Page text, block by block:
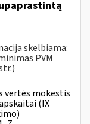
skelbiama:
PVM
vertės mokestis
(IX